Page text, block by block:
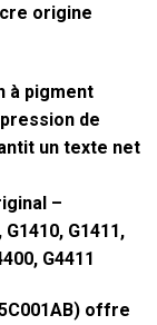
origine
à pigment
de
un texte net
–
G1411,
G4411
offre